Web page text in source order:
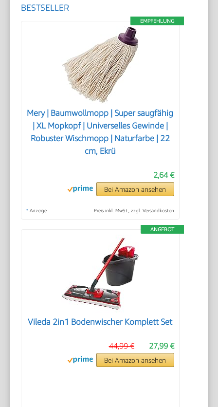
BESTSELLER
EMPFEHLUNG
Mery | Baumwollmopp | Super saugfähig
| XL Mopkopf | Universelles Gewinde |
Robuster Wischmopp | Naturfarbe | 22
cm, Ekrü
2,64 €
Bei Amazon ansehen
* Anzeige Preis inkl. MwSt., zzgl. Versandkosten
ANGEBOT
Vileda 2in1 Bodenwischer Komplett Set
27,99 €
44,99 €
Bei Amazon ansehen